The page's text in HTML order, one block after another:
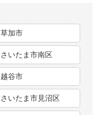
草加市
さいたま市南区
越谷市
さいたま市見沼区